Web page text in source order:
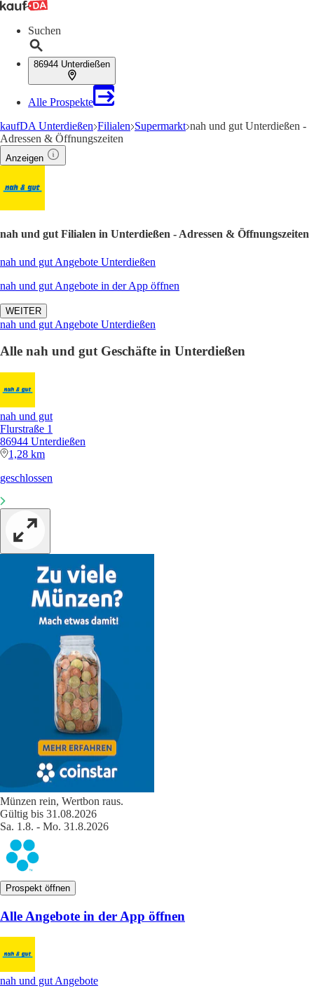
Suchen
86944 Unterdießen
Alle Prospekte
kaufDA Unterdießen Filialen Supermarkt nah und gut Unterdießen -
Adressen & Öffnungszeiten
Anzeigen
nah und gut Filialen in Unterdießen - Adressen & Öffnungszeiten
nah und gut Angebote Unterdießen
nah und gut Angebote in der App öffnen
WEITER
nah und gut Angebote Unterdießen
Alle nah und gut Geschäfte in Unterdießen
nah und gut
Flurstraße 1
86944 Unterdießen
1,28 km
geschlossen
Münzen rein, Wertbon raus.
Gültig bis 31.08.2026
Sa. 1.8. - Mo. 31.8.2026
Prospekt öffnen
Alle Angebote in der App öffnen
nah und gut Angebote